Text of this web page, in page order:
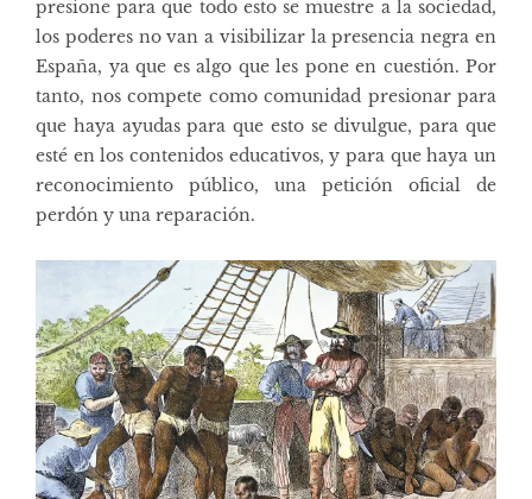
presione para que todo esto se muestre a la sociedad,
los poderes no van a visibilizar la presencia negra en
España, ya que es algo que les pone en cuestión. Por
tanto, nos compete como comunidad presionar para
que haya ayudas para que esto se divulgue, para que
esté en los contenidos educativos, y para que haya un
reconocimiento público, una petición oficial de
perdón y una reparación.